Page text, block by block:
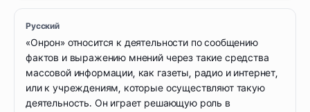
Русский
«Онрон» относится к деятельности по сообщению
фактов и выражению мнений через такие средства
массовой информации, как газеты, радио и интернет,
или к учреждениям, которые осуществляют такую
деятельность. Он играет решающую роль в